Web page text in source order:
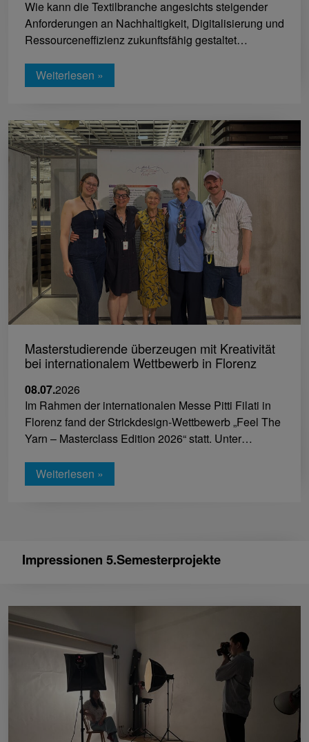
Wie kann die Textilbranche angesichts steigender
Anforderungen an Nachhaltigkeit, Digitalisierung und
Ressourceneffizienz zukunftsfähig gestaltet…
Weiterlesen »
Masterstudierende überzeugen mit Kreativität
bei internationalem Wettbewerb in Florenz
08.07.2026
Im Rahmen der internationalen Messe Pitti Filati in
Florenz fand der Strickdesign-Wettbewerb „Feel The
Yarn – Masterclass Edition 2026“ statt. Unter…
Weiterlesen »
Impressionen 5.Semesterprojekte